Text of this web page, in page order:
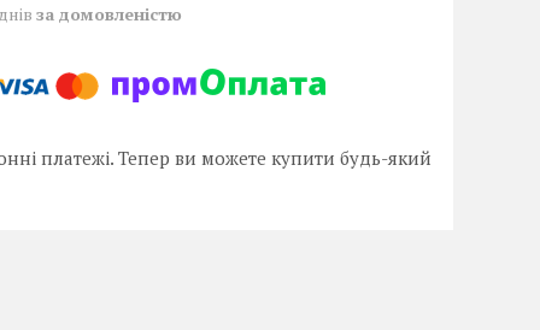
за домовленістю
платежі. Тепер ви можете купити будь-який